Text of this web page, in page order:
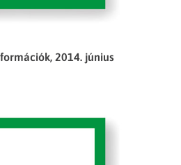
2014. június